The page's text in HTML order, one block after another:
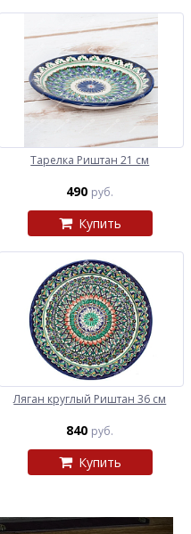
Тарелка Риштан 21 см
490 руб.
Купить
Ляган круглый Риштан 36 см
840 руб.
Купить